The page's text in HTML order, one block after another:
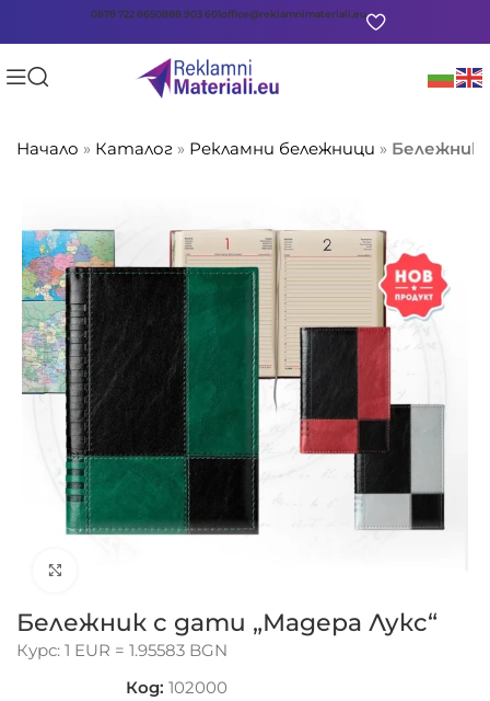
0878 722 8650888 903 601office@reklamnimateriali.eu
Начало » Каталог » Рекламни бележници » Бележник
Бележник с дати „Мадера Лукс“
Курс: 1 EUR = 1.95583 BGN
Код:102000